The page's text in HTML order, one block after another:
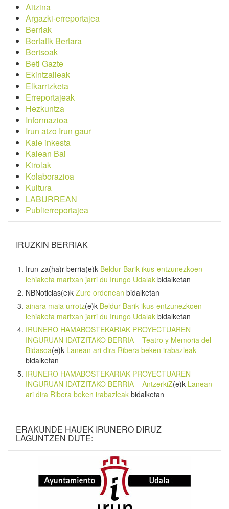
Aitzina
Argazki-erreportajea
Berriak
Bertatik Bertara
Bertsoak
Beti Gazte
Ekintzaileak
Elkarrizketa
Erreportajeak
Hezkuntza
Informazioa
Irun atzo Irun gaur
Kale inkesta
Kalean Bai
Kirolak
Kolaborazioa
Kultura
LABURREAN
Publierreportajea
IRUZKIN BERRIAK
Irun-za(ha)r-berria(e)k Beldur Barik ikus-entzunezkoen
lehiaketa martxan jarri du Irungo Udalak bidalketan
NBNoticias(e)k Zure ordenean bidalketan
ainara maia urrotz(e)k Beldur Barik ikus-entzunezkoen
lehiaketa martxan jarri du Irungo Udalak bidalketan
IRUNERO HAMABOSTEKARIAK PROYECTUAREN
INGURUAN IDATZITAKO BERRIA – Teatro y Memoria del
Bidasoa(e)k Lanean ari dira Ribera beken irabazleak
bidalketan
IRUNERO HAMABOSTEKARIAK PROYECTUAREN
INGURUAN IDATZITAKO BERRIA – AntzerkiZ(e)k Lanean
ari dira Ribera beken irabazleak bidalketan
ERAKUNDE HAUEK IRUNERO DIRUZ
LAGUNTZEN DUTE: